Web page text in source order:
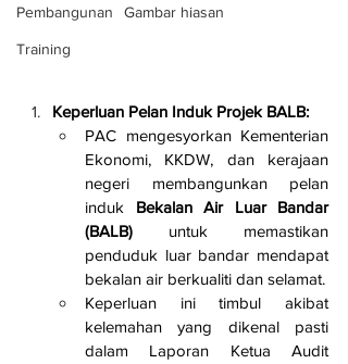
Pembangunan
Training
Gambar hiasan
Keperluan Pelan Induk Projek BALB:
PAC mengesyorkan Kementerian
Ekonomi, KKDW, dan kerajaan
negeri membangunkan pelan
induk Bekalan Air Luar Bandar
(BALB) untuk memastikan
penduduk luar bandar mendapat
bekalan air berkualiti dan selamat.
Keperluan ini timbul akibat
kelemahan yang dikenal pasti
dalam Laporan Ketua Audit